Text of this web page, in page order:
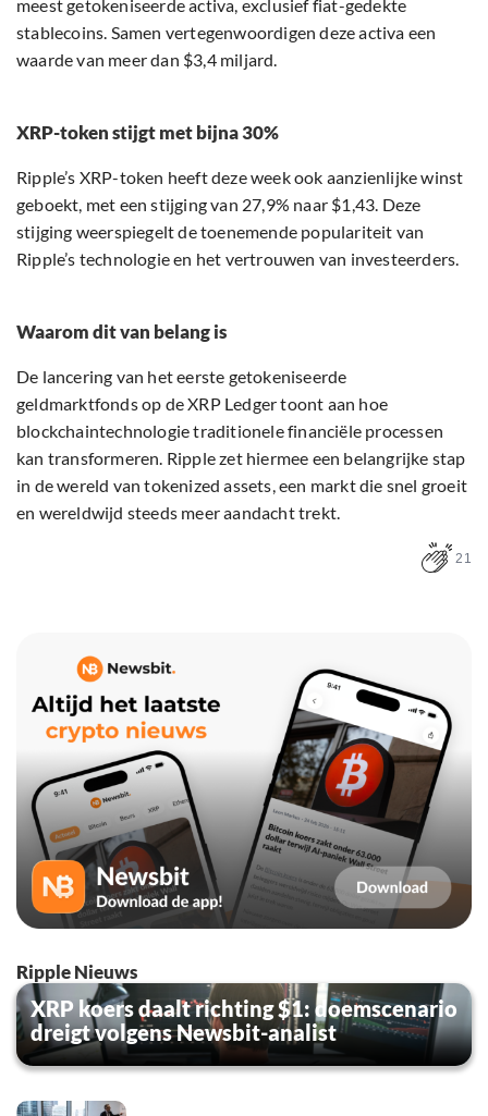
meest getokeniseerde activa, exclusief fiat-gedekte
stablecoins. Samen vertegenwoordigen deze activa een
waarde van meer dan $3,4 miljard.
XRP-token stijgt met bijna 30%
Ripple’s XRP-token heeft deze week ook aanzienlijke winst
geboekt, met een stijging van 27,9% naar $1,43. Deze
stijging weerspiegelt de toenemende populariteit van
Ripple’s technologie en het vertrouwen van investeerders.
Waarom dit van belang is
De lancering van het eerste getokeniseerde
geldmarktfonds op de XRP Ledger toont aan hoe
blockchaintechnologie traditionele financiële processen
kan transformeren. Ripple zet hiermee een belangrijke stap
in de wereld van tokenized assets, een markt die snel groeit
en wereldwijd steeds meer aandacht trekt.
21
Ripple Nieuws
XRP koers daalt richting $1: doemscenario
dreigt volgens Newsbit-analist